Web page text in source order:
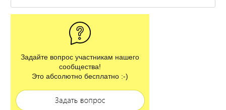
Задайте вопрос участникам нашего
сообщества!
Это абсолютно бесплатно :-)